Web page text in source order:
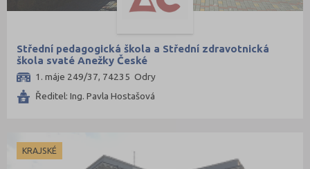
Střední pedagogická škola a Střední zdravotnická
škola svaté Anežky České
1. máje 249/37, 74235 Odry
Ředitel: Ing. Pavla Hostašová
KRAJSKÉ